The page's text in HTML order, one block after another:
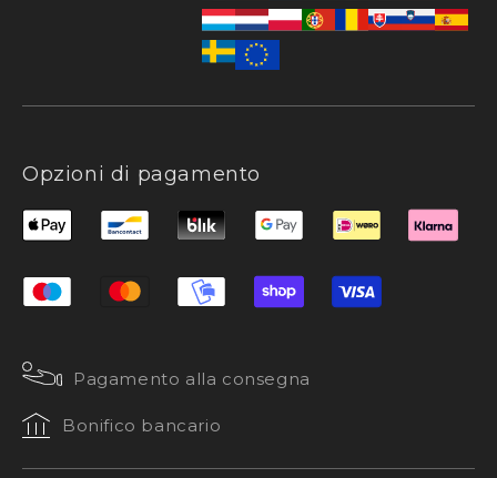
Opzioni di pagamento
Pagamento alla consegna
Bonifico bancario